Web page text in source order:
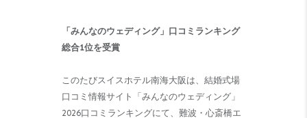
「みんなのウェディング」口コミランキング
総合1位を受賞
このたびスイスホテル南海大阪は、結婚式場
口コミ情報サイト「みんなのウェディング」
2026口コミランキングにて、難波・心斎橋エ